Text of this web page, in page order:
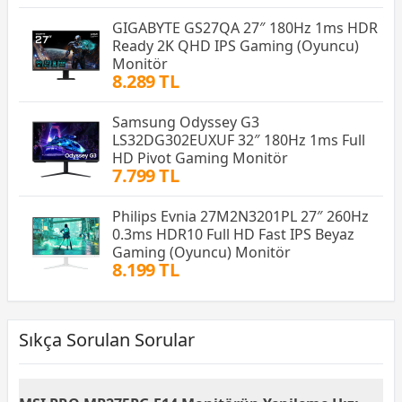
GIGABYTE GS27QA 27″ 180Hz 1ms HDR
Ready 2K QHD IPS Gaming (Oyuncu)
Monitör
8.289 TL
Samsung Odyssey G3
LS32DG302EUXUF 32″ 180Hz 1ms Full
HD Pivot Gaming Monitör
7.799 TL
Philips Evnia 27M2N3201PL 27″ 260Hz
0.3ms HDR10 Full HD Fast IPS Beyaz
Gaming (Oyuncu) Monitör
8.199 TL
Sıkça Sorulan Sorular